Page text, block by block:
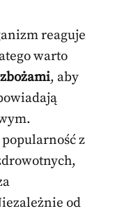
reaguje
warto
, aby
popularność z
od